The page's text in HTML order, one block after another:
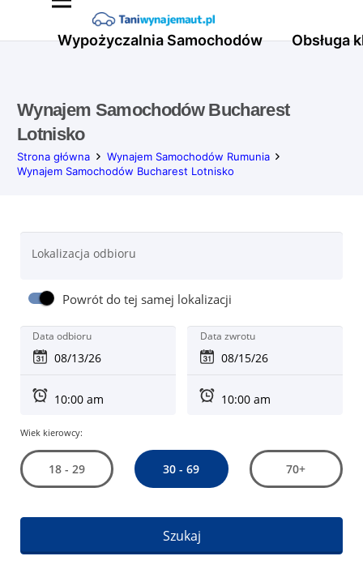
Wypożyczalnia Samochodów Obsługa
Wynajem Samochodów Bucharest
Lotnisko
Strona główna
Wynajem Samochodów Rumunia
Wynajem Samochodów Bucharest Lotnisko
Lokalizacja odbioru
Powrót do tej samej lokalizacji
Data odbioru Data zwrotu
Wiek kierowcy:
18 - 29 30 - 69 70+
Szukaj